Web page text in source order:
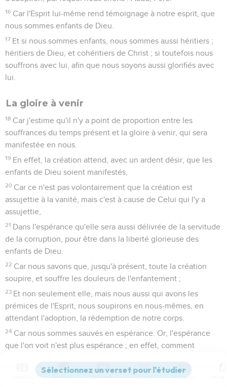
16 Car l'Esprit lui-même rend témoignage à notre esprit, que
nous sommes enfants de Dieu.
17 Et si nous sommes enfants, nous sommes aussi héritiers ;
héritiers de Dieu, et cohéritiers de Christ ; si toutefois nous
souffrons avec lui, afin que nous soyons aussi glorifiés avec
lui.
La gloire à venir
18 Car j'estime qu'il n'y a point de proportion entre les
souffrances du temps présent et la gloire à venir, qui sera
manifestée en nous.
19 En effet, la création attend, avec un ardent désir, que les
enfants de Dieu soient manifestés,
20 Car ce n'est pas volontairement que la création est
assujettie à la vanité, mais c'est à cause de Celui qui l'y a
assujettie,
21 Dans l'espérance qu'elle sera aussi délivrée de la servitude
de la corruption, pour être dans la liberté glorieuse des
enfants de Dieu.
22 Car nous savons que, jusqu'à présent, toute la création
soupire, et souffre les douleurs de l'enfantement ;
23 Et non seulement elle, mais nous aussi qui avons les
prémices de l'Esprit, nous soupirons en nous-mêmes, en
attendant l'adoption, la rédemption de notre corps.
24 Car nous sommes sauvés en espérance. Or, l'espérance
que l'on voit n'est plus espérance ; en effet, comment
Mais si nous espérons ce que nous ne voyons pas, c'est
Versions Commentaires Strong